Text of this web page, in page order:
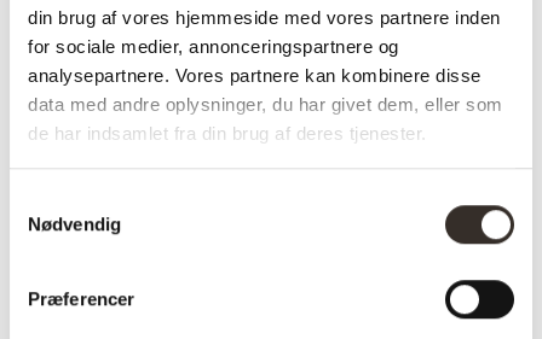
din brug af vores hjemmeside med vores partnere inden
for sociale medier, annonceringspartnere og
analysepartnere. Vores partnere kan kombinere disse
data med andre oplysninger, du har givet dem, eller som
de har indsamlet fra din brug af deres tjenester.
Nødvendig
Præferencer
Materiale: Stof, Eg
Farve: Natur / Beige
49 cm
Sæde dybde: 46 cm
Sæde bredde:
Bredde: